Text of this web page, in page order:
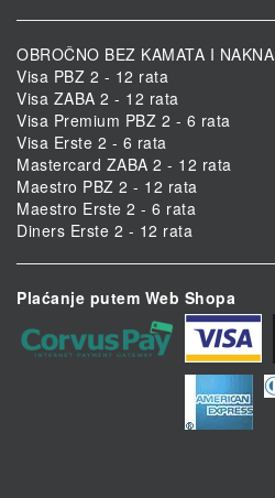
OBROČNO BEZ KAMATA I
Visa PBZ 2 - 12 rata
Visa ZABA 2 - 12 rata
Visa Premium PBZ 2 - 6 rata
Visa Erste 2 - 6 rata
Mastercard ZABA 2 - 12 rata
Maestro PBZ 2 - 12 rata
Maestro Erste 2 - 6 rata
Diners Erste 2 - 12 rata
Plaćanje putem Web Shopa